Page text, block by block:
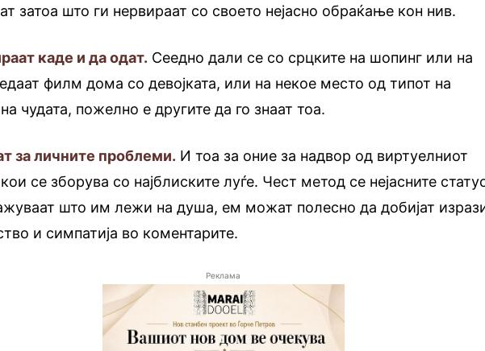
затоа што ги нервираат со своето нејасно обраќање кон нив.
каде и да одат. Сеедно дали се со срцките на шопинг или на
филм дома со девојката, или на некое место од типот на
чудата, пожелно е другите да го знаат тоа.
за личните проблеми. И тоа за оние за надвор од виртуелниот
се зборува со најблиските луѓе. Чест метод се нејасните
што им лежи на душа, ем можат полесно да добијат
и симпатија во коментарите.
Реклама